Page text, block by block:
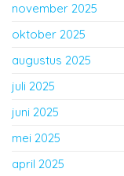
november 2025
oktober 2025
augustus 2025
juli 2025
juni 2025
mei 2025
april 2025